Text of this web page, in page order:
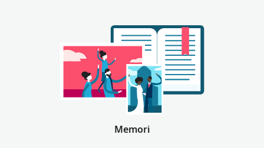
Memori